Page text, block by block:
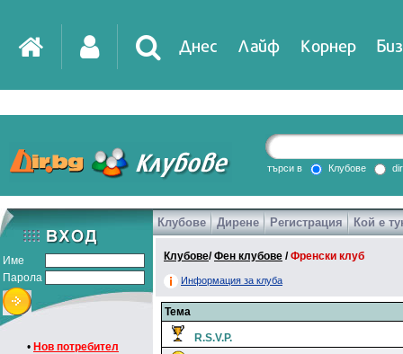
Днес Лайф Корнер
DirTV Impressio
Games
търси в Клубове
Име
Парола
• Нов потребител
Клубове Дирене Регистрация Кой е
Клубове/Фен клубове /Френски клуб
Информация за клуба
Тема
R.S.V.P.